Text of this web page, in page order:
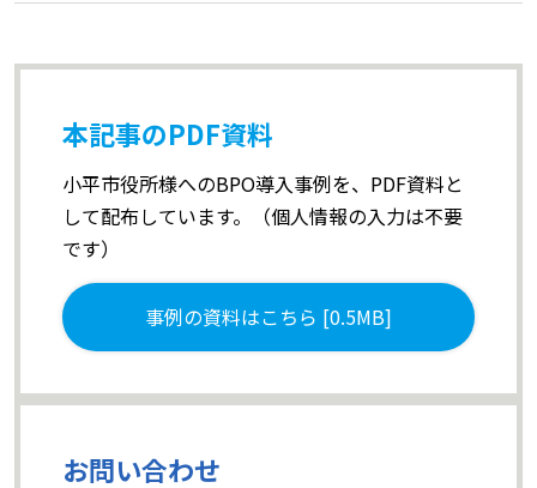
本記事のPDF資料
小平市役所様へのBPO導入事例を、PDF資料と
して配布しています。（個人情報の入力は不要
です）
事例の資料はこちら [0.5MB]
お問い合わせ